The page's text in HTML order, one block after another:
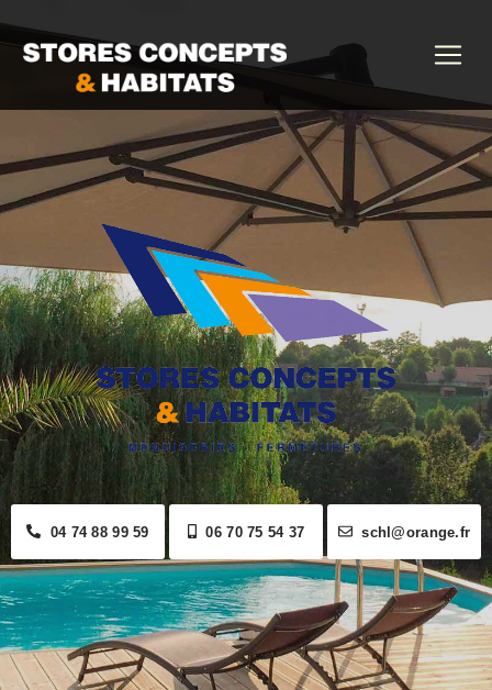
04 74 88 99 59 06 70 75 54 37 schl@orange.fr